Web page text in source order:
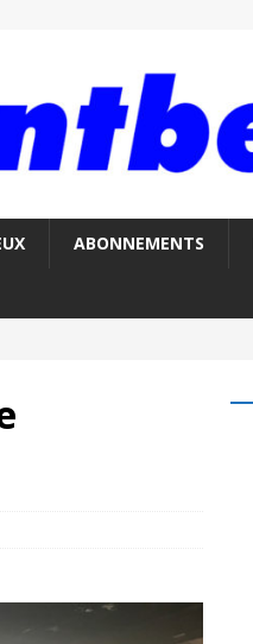
ABONNEMENTS